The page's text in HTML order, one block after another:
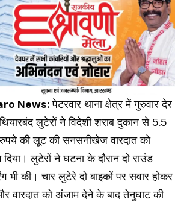
News:पेटरवार थाना क्षेत्र में गुरुवार देर
लुटेरों ने विदेशी शराब दुकान से 5.5
की लूट की सनसनीखेज वारदात को
लुटेरों ने घटना के दौरान दो राउंड
भी की। चार लुटेरे दो बाइकों पर सवार होकर
वारदात को अंजाम देने के बाद तेनुघाट की